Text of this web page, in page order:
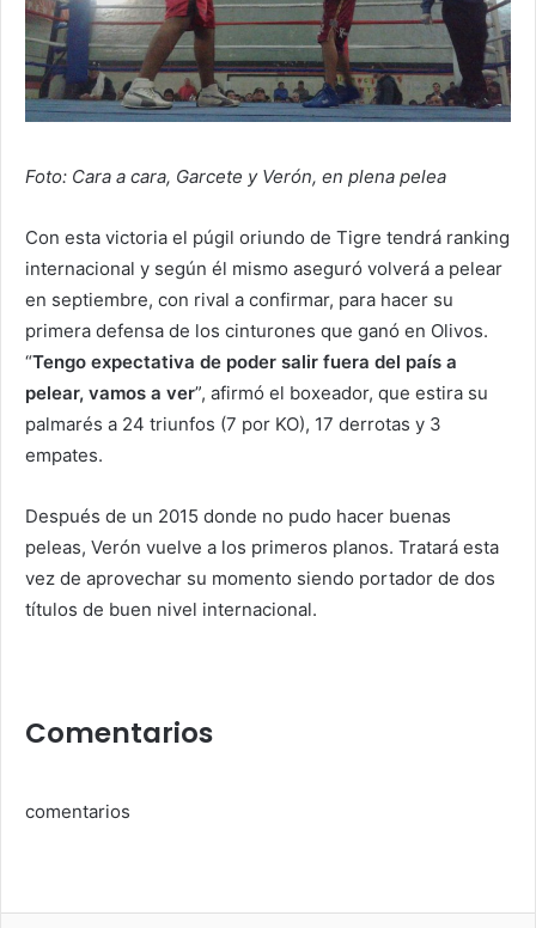
Foto: Cara a cara, Garcete y Verón, en plena pelea
Con esta victoria el púgil oriundo de Tigre tendrá ranking
internacional y según él mismo aseguró volverá a pelear
en septiembre, con rival a confirmar, para hacer su
primera defensa de los cinturones que ganó en Olivos.
“Tengo expectativa de poder salir fuera del país a
pelear, vamos a ver”, afirmó el boxeador, que estira su
palmarés a 24 triunfos (7 por KO), 17 derrotas y 3
empates.
Después de un 2015 donde no pudo hacer buenas
peleas, Verón vuelve a los primeros planos. Tratará esta
vez de aprovechar su momento siendo portador de dos
títulos de buen nivel internacional.
Comentarios
comentarios